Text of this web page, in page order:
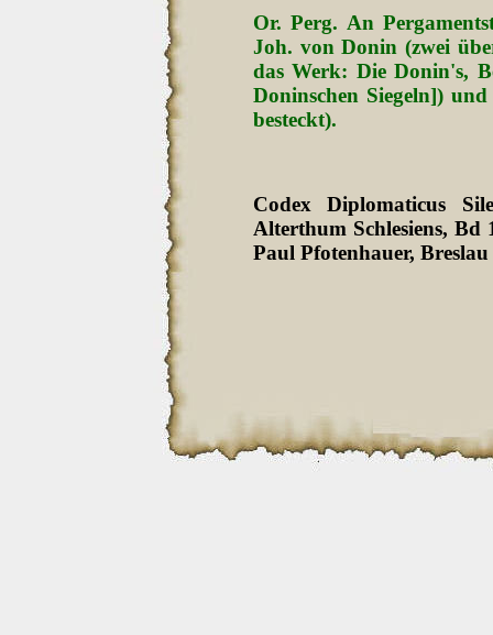
Or. Perg. An
Joh. von Donin (zwei
das Werk: Die Donin's,
Doninschen Siegeln])
besteckt).
Codex Diplomaticus
Alterthum Schlesiens,
Paul Pfotenhauer, Breslau